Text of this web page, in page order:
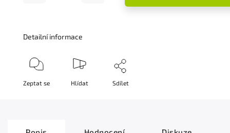
Detailní informace
Zeptat se Hlídat Sdílet